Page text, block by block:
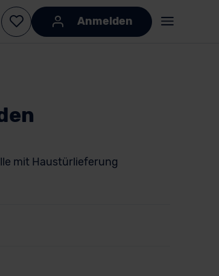
Anmelden
mit Haustürlieferung